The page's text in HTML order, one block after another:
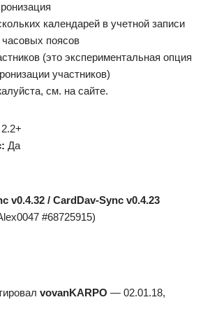
календарей в учетной записи
поясов
(это экспериментальная опция
участников)
см. на сайте.
2.2+
Да
v0.4.32 / CardDav-Sync v0.4.23
#68725915)
vovanKARPO — 02.01.18,